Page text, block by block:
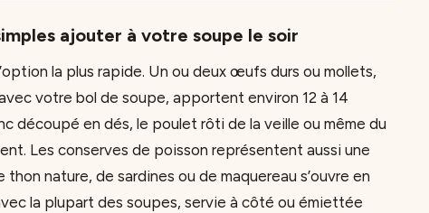
ajouter à votre soupe le soir
la plus rapide. Un ou deux œufs durs ou mollets,
votre bol de soupe, apportent environ 12 à 14
découpé en dés, le poulet rôti de la veille ou même du
Les conserves de poisson représentent aussi une
nature, de sardines ou de maquereau s’ouvre en
la plupart des soupes, servie à côté ou émiettée